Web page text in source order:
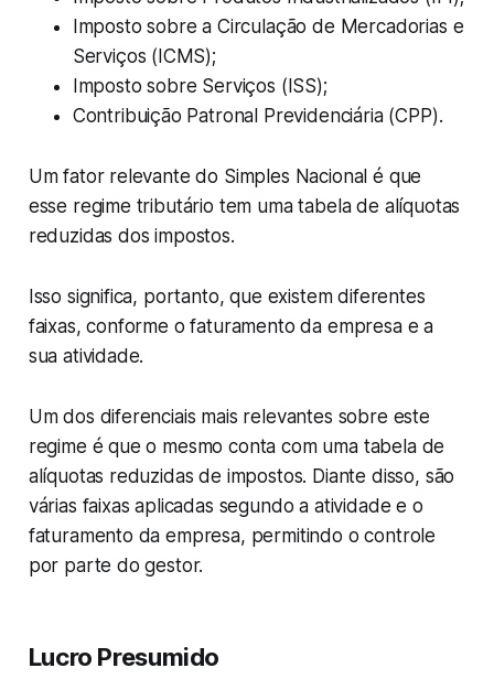
Imposto sobre a Circulação de Mercadorias e
Serviços (ICMS);
Imposto sobre Serviços (ISS);
Contribuição Patronal Previdenciária (CPP).
Um fator relevante do Simples Nacional é que
esse regime tributário tem uma tabela de alíquotas
reduzidas dos impostos.
Isso significa, portanto, que existem diferentes
faixas, conforme o faturamento da empresa e a
sua atividade.
Um dos diferenciais mais relevantes sobre este
regime é que o mesmo conta com uma tabela de
alíquotas reduzidas de impostos. Diante disso, são
várias faixas aplicadas segundo a atividade e o
faturamento da empresa, permitindo o controle
por parte do gestor.
Lucro Presumido